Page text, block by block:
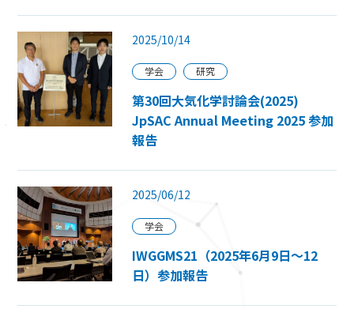
2025/10/14
学会 研究
第30回大気化学討論会(2025)
JpSAC Annual Meeting 2025 参加
報告
2025/06/12
学会
IWGGMS21（2025年6月9日〜12
日）参加報告